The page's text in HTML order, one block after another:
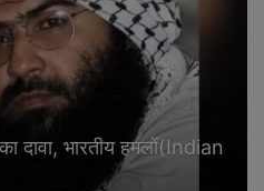
भारतीय हमलों(Indian